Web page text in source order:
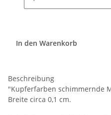
In den Warenkorb
Beschreibung
"Kupferfarben schimmernde
Breite circa 0,1 cm.